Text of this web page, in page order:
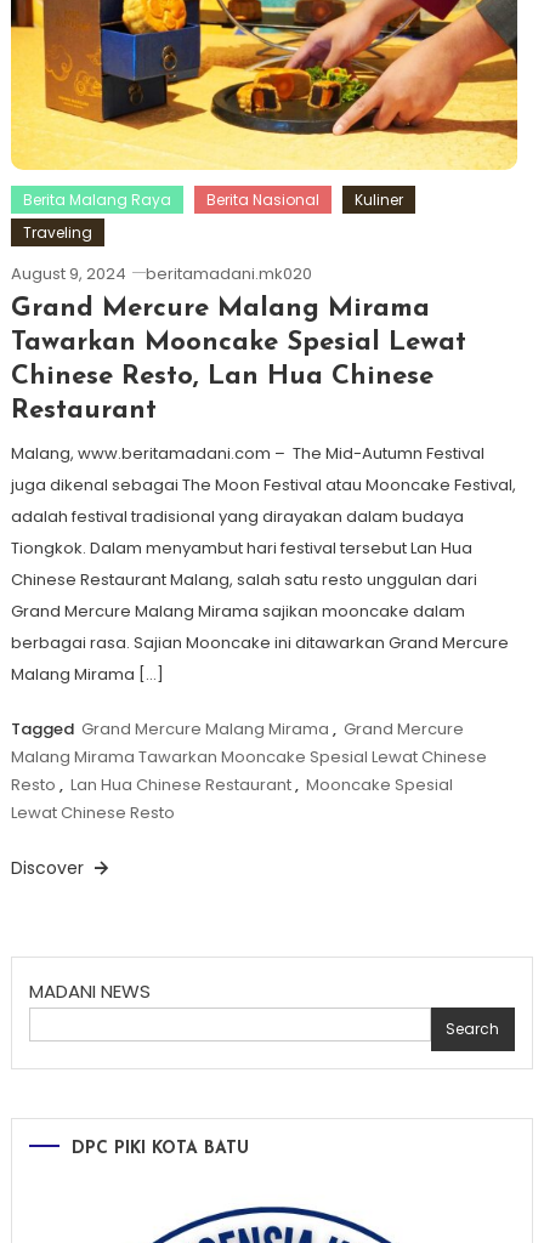
Berita Malang Raya Berita Nasional
Kuliner
Traveling
August 9, 2024 beritamadani.mk020
Grand Mercure Malang Mirama
Tawarkan Mooncake Spesial Lewat
Chinese Resto, Lan Hua Chinese
Restaurant
Malang, www.beritamadani.com – The Mid-Autumn Festival
juga dikenal sebagai The Moon Festival atau Mooncake Festival,
adalah festival tradisional yang dirayakan dalam budaya
Tiongkok. Dalam menyambut hari festival tersebut Lan Hua
Chinese Restaurant Malang, salah satu resto unggulan dari
Grand Mercure Malang Mirama sajikan mooncake dalam
berbagai rasa. Sajian Mooncake ini ditawarkan Grand Mercure
Malang Mirama […]
Tagged Grand Mercure Malang Mirama , Grand Mercure
Malang Mirama Tawarkan Mooncake Spesial Lewat Chinese
Resto , Lan Hua Chinese Restaurant, Mooncake Spesial
Lewat Chinese Resto
Discover
MADANI NEWS
Search
DPC PIKI KOTA BATU